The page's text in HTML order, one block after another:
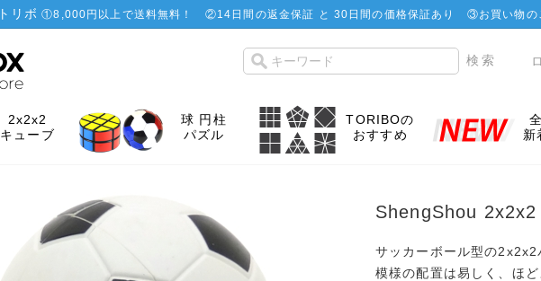
トリボ ①8,000円以上で送料無料！ ②14日間の返金保証 と 30日間の価格保証あり ③お買い物の
2x2x2
キューブ
球 円柱
パズル
TORIBOの
おすすめ
新
ShengShou
サッカーボール型の2x2x2
模様の配置は易しく、ほ